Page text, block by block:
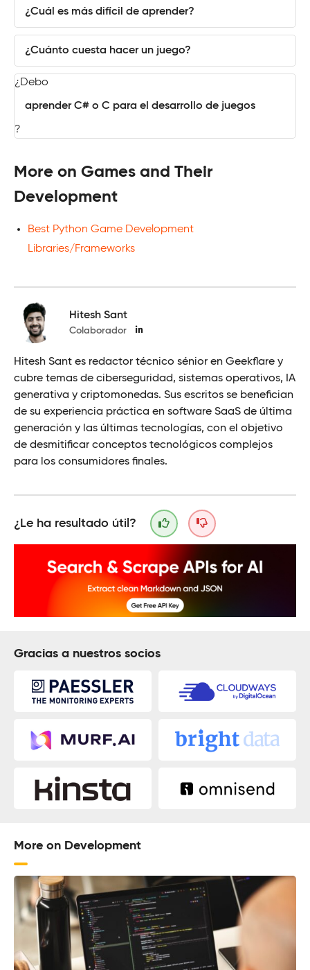
¿Cuál es más difícil de aprender?
¿Cuánto cuesta hacer un juego?
¿Debo
aprender C# o C para el desarrollo de juegos
?
More on Games and Their
Development
Best Python Game Development
Libraries/Frameworks
Hitesh Sant
Colaborador
Hitesh Sant es redactor técnico sénior en Geekflare y
cubre temas de ciberseguridad, sistemas operativos, IA
generativa y criptomonedas. Sus escritos se benefician
de su experiencia práctica en software SaaS de última
generación y las últimas tecnologías, con el objetivo
de desmitificar conceptos tecnológicos complejos
para los consumidores finales.
¿Le ha resultado útil?
Gracias a nuestros socios
More on Development